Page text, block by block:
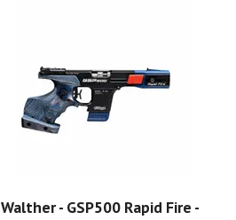
Walther - GSP500 Rapid Fire -